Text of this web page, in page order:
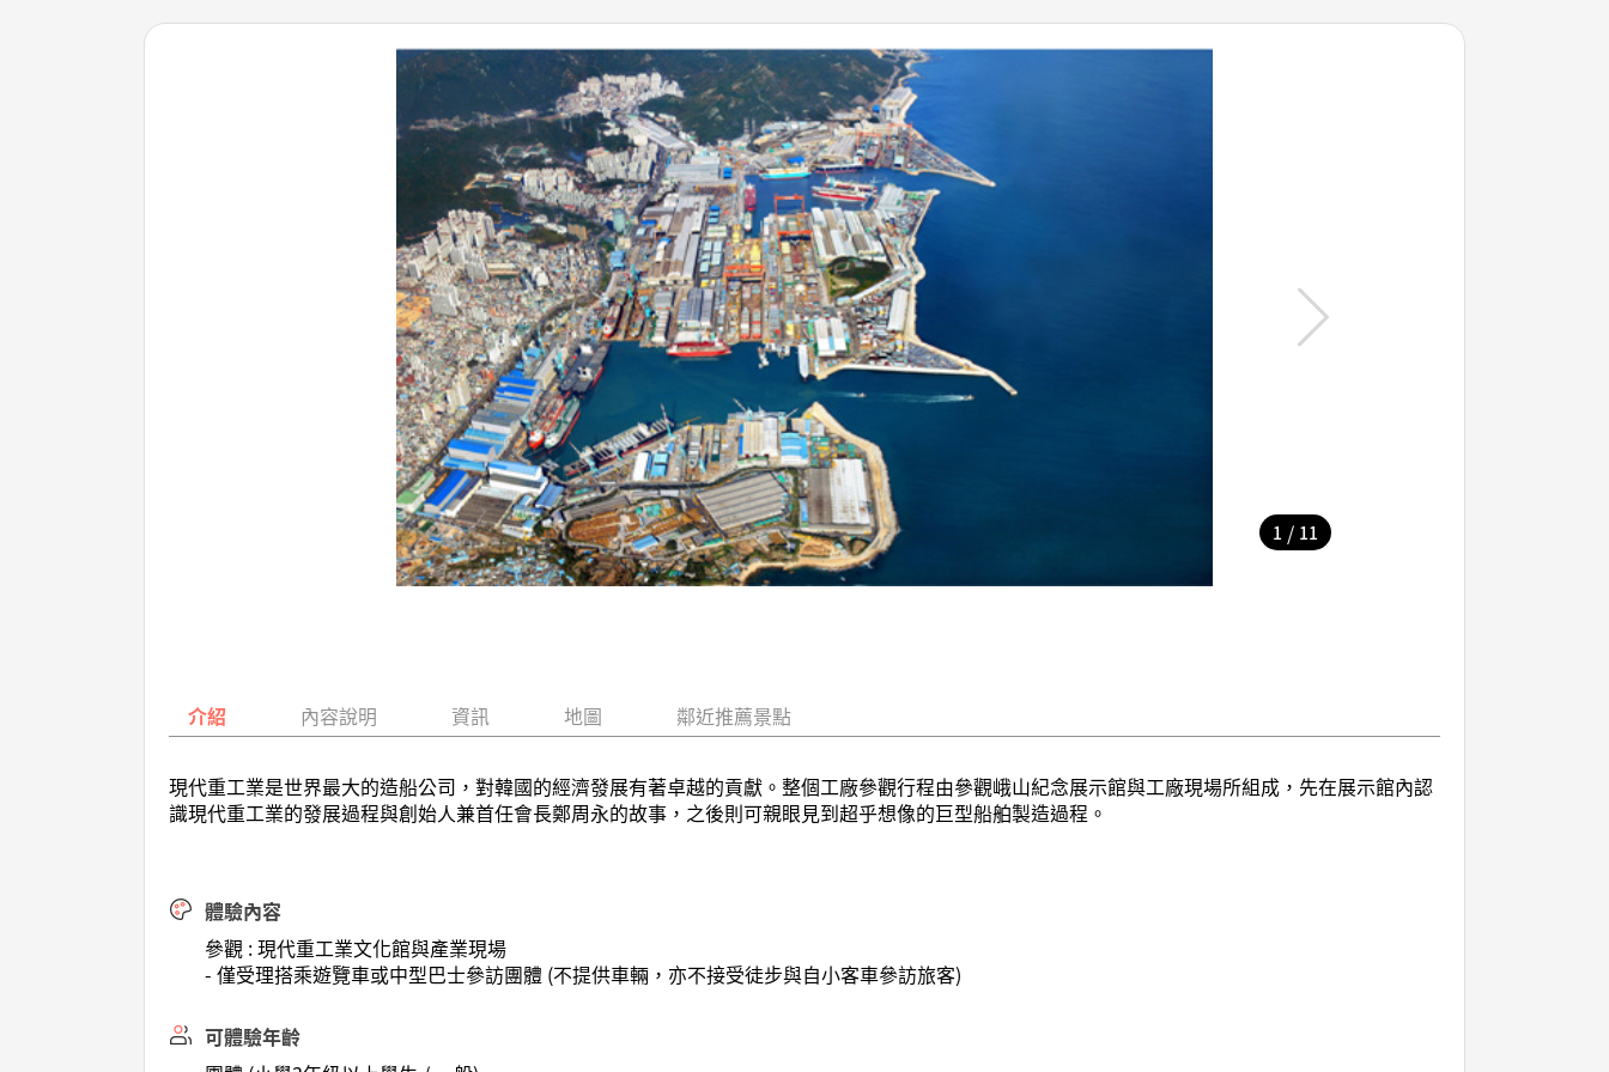
1 / 11
介紹 內容說明 資訊 地圖 鄰近推薦景點
現代重工業是世界最大的造船公司，對韓國的經濟發展有著卓越的貢獻。整個工廠參觀行程由參觀峨山紀念展示館與工廠現場所組成，先在展示館內認
識現代重工業的發展過程與創始人兼首任會長鄭周永的故事，之後則可親眼見到超乎想像的巨型船舶製造過程。
體驗內容
參觀 : 現代重工業文化館與產業現場
- 僅受理搭乘遊覽車或中型巴士參訪團體 (不提供車輛，亦不接受徒步與自小客車參訪旅客)
可體驗年齡